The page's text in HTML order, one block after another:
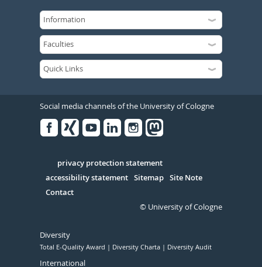
Social media channels of the University of Cologne
Serivce
privacy protection statement
accessibility statement Sitemap Site Note
Contact
© University of Cologne
Diversity
Total E-Quality Award Diversity Charta Diversity Audit
International